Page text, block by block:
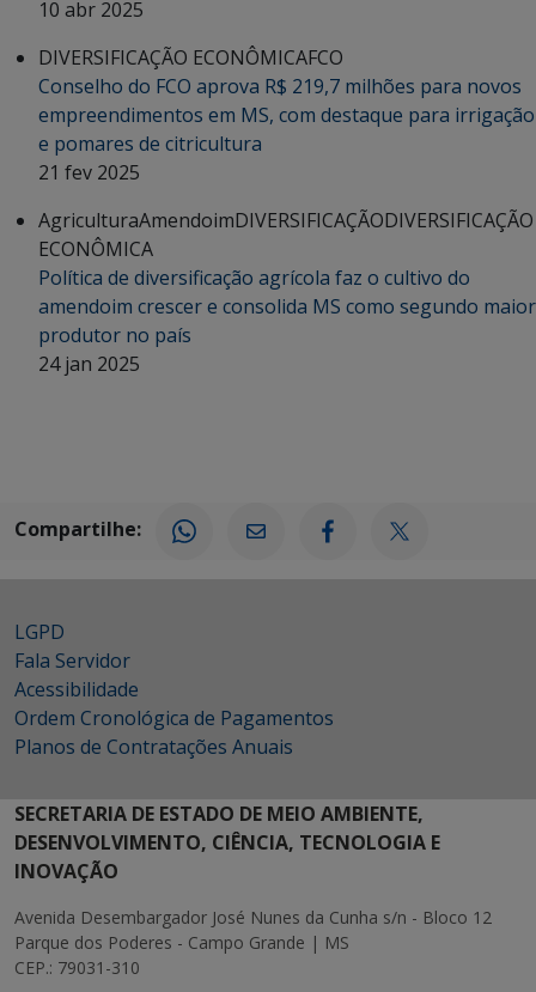
10 abr 2025
DIVERSIFICAÇÃO ECONÔMICAFCO
Conselho do FCO aprova R$ 219,7 milhões para novos
empreendimentos em MS, com destaque para irrigação
e pomares de citricultura
21 fev 2025
AgriculturaAmendoimDIVERSIFICAÇÃODIVERSIFICAÇÃO
ECONÔMICA
Política de diversificação agrícola faz o cultivo do
amendoim crescer e consolida MS como segundo maior
produtor no país
24 jan 2025
Compartilhe:
LGPD
Fala Servidor
Acessibilidade
Ordem Cronológica de Pagamentos
Planos de Contratações Anuais
SECRETARIA DE ESTADO DE MEIO AMBIENTE,
DESENVOLVIMENTO, CIÊNCIA, TECNOLOGIA E
INOVAÇÃO
Avenida Desembargador José Nunes da Cunha s/n - Bloco 12
Parque dos Poderes - Campo Grande | MS
CEP.: 79031-310